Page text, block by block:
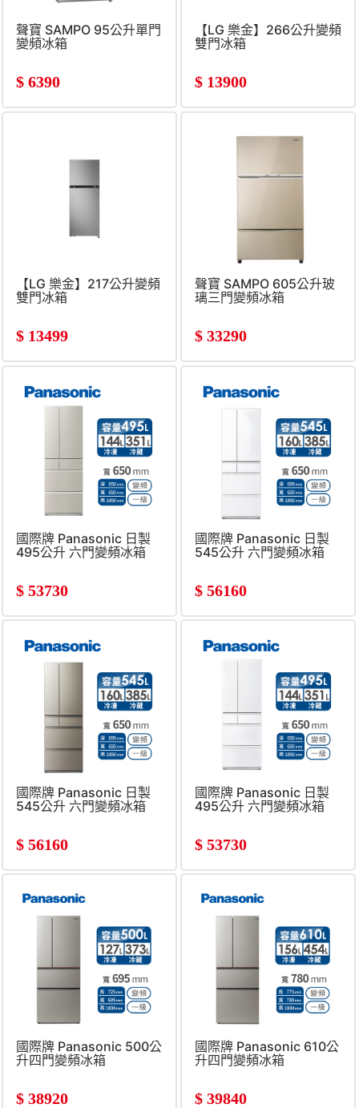
聲寶 SAMPO 95公升單門
變頻冰箱
$ 6390
【LG 樂金】266公升變頻
雙門冰箱
$ 13900
【LG 樂金】217公升變頻
雙門冰箱
$ 13499
聲寶 SAMPO 605公升玻
璃三門變頻冰箱
$ 33290
國際牌 Panasonic 日製
495公升 六門變頻冰箱
$ 53730
國際牌 Panasonic 日製
545公升 六門變頻冰箱
$ 56160
國際牌 Panasonic 日製
545公升 六門變頻冰箱
$ 56160
國際牌 Panasonic 日製
495公升 六門變頻冰箱
$ 53730
國際牌 Panasonic 500公
升四門變頻冰箱
$ 38920
國際牌 Panasonic 610公
升四門變頻冰箱
$ 39840